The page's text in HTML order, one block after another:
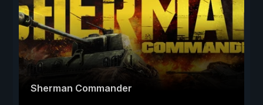
Sherman Commander